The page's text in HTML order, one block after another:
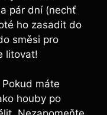
⁤pár dní⁢ (nechť
ho zasadit do
směsi pro
litovat!
Pokud‍ máte⁢
houby po